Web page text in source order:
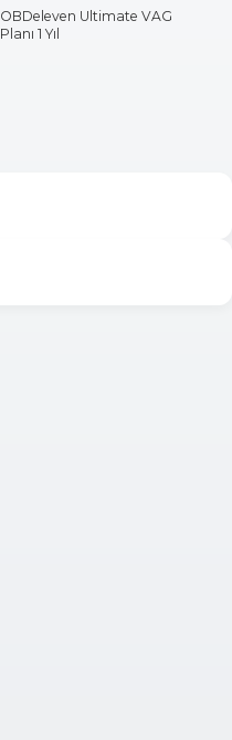
OBDeleven Ultimate VAG
Planı 1 Yıl